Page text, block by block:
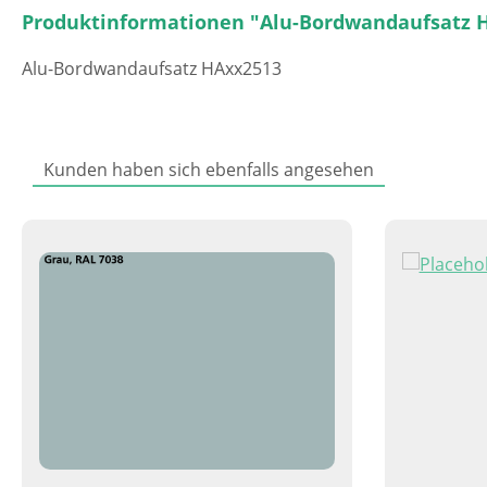
Produktinformationen "Alu-Bordwandaufsatz
Alu-Bordwandaufsatz HAxx2513
Kunden haben sich ebenfalls angesehen